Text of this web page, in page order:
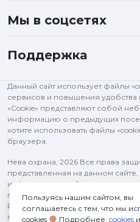
Мы в соцсетях
Поддержка
Данный сайт использует файлы
сервисов и повышения удобства
«Cookie» представляют собой
информацию о предыдущих
хотите использовать файлы
браузера.
Нева охрана, 2026 Все права
представленная на данном
информационный характер и ни
публичной офертой,
РФ. Все права на изображения и
правообладателям и
Пользуясь нашим сайтом, вы
соглашаетесь с тем, что мы
cookies
Подробнее: cookiesи